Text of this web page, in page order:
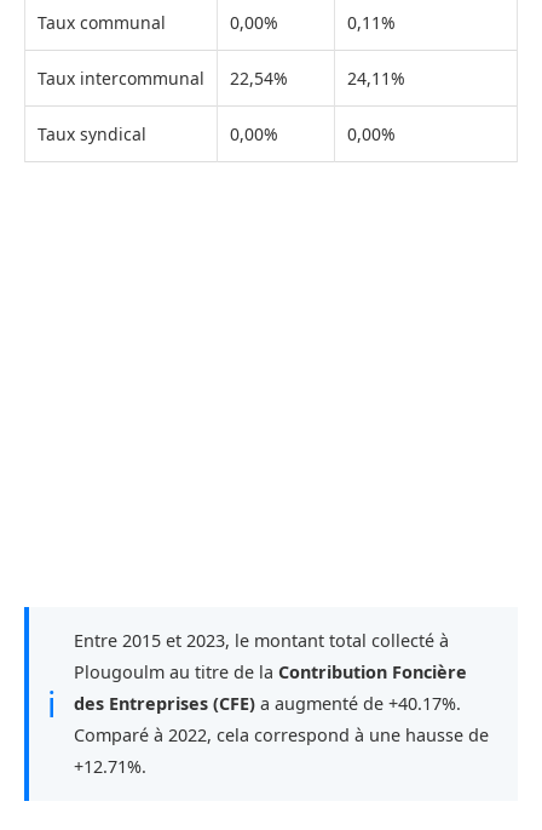
Taux communal 0,00% 0,11%
Taux intercommunal 22,54% 24,11%
Taux syndical 0,00% 0,00%
ℹ
Entre 2015 et 2023, le montant total collecté à
Plougoulm au titre de la Contribution Foncière
des Entreprises (CFE) a augmenté de +40.17%.
Comparé à 2022, cela correspond à une hausse de
+12.71%.